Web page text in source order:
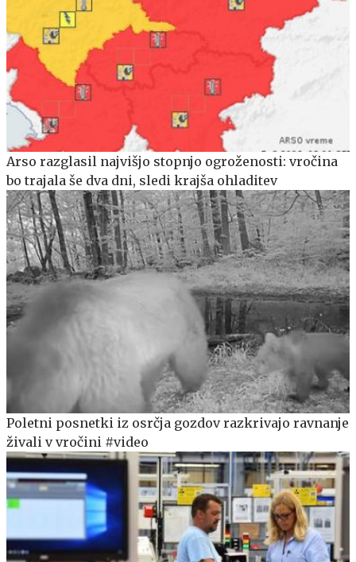
Arso razglasil najvišjo stopnjo ogroženosti: vročina
bo trajala še dva dni, sledi krajša ohladitev
Poletni posnetki iz osrčja gozdov razkrivajo ravnanje
živali v vročini #video